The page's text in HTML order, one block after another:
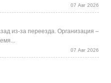
07 Авг 2026
из-за переезда. Организация –
07 Авг 2026